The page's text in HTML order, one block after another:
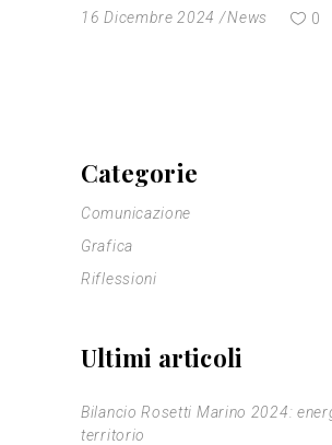
16 Dicembre 2024 News 0
Categorie
Comunicazione
Grafica
Riflessioni
Ultimi articoli
Bilancio Rosetti Marino 2024:
territorio